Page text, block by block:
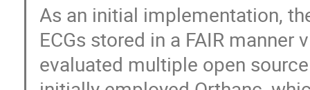
As an initial implementation,
ECGs stored in a FAIR
evaluated multiple open